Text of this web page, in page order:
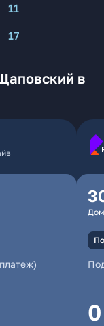
11
17
в
0